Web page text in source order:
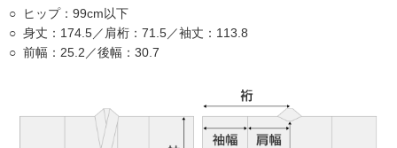
ヒップ：99cm以下
身丈：174.5／肩桁：71.5／袖丈：113.8
前幅：25.2／後幅：30.7